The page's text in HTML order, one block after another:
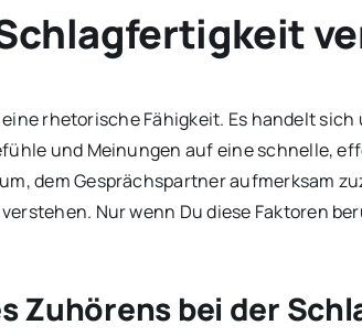
rhetorische Fähigkeit. Es handelt sich
und Meinungen auf eine schnelle,
dem Gesprächspartner aufmerksam
Nur wenn Du diese Faktoren
Zuhörens bei der